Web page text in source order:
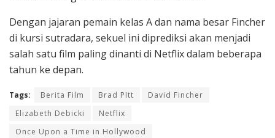
Dengan jajaran pemain kelas A dan nama besar Fincher
di kursi sutradara, sekuel ini diprediksi akan menjadi
salah satu film paling dinanti di Netflix dalam beberapa
tahun ke depan.
Tags: Berita Film Brad PItt
David Fincher
Elizabeth Debicki
Netflix
Once Upon a Time in Hollywood